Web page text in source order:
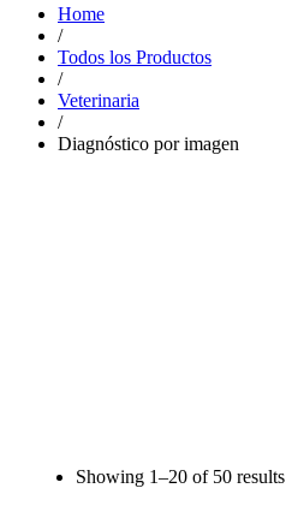
Home
/
Todos los Productos
/
Veterinaria
/
Diagnóstico por imagen
Showing 1–20 of 50 results